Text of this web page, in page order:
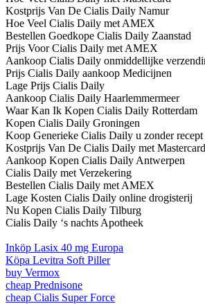
Kostprijs Van De Cialis Daily Namur
Hoe Veel Cialis Daily met AMEX
Bestellen Goedkope Cialis Daily Zaanstad
Prijs Voor Cialis Daily met AMEX
Aankoop Cialis Daily onmiddellijke
Prijs Cialis Daily aankoop Medicijnen
Lage Prijs Cialis Daily
Aankoop Cialis Daily Haarlemmermeer
Waar Kan Ik Kopen Cialis Daily Rotterdam
Kopen Cialis Daily Groningen
Koop Generieke Cialis Daily u zonder
Kostprijs Van De Cialis Daily met Mastercard
Aankoop Kopen Cialis Daily Antwerpen
Cialis Daily met Verzekering
Bestellen Cialis Daily met AMEX
Lage Kosten Cialis Daily online drogisterij
Nu Kopen Cialis Daily Tilburg
Cialis Daily ‘s nachts Apotheek
Inköp Lasix 40 mg Europa
Köpa Levitra Soft Piller
buy Vermox
cheap Prednisone
cheap Cialis Super Force